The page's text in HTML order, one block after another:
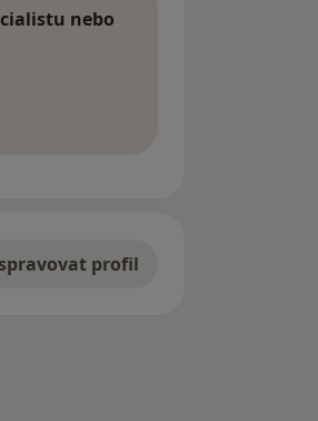
nebo
profil